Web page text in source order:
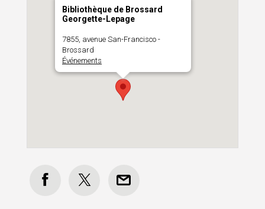
Bibliothèque de Brossard
Georgette-Lepage
7855, avenue San-Francisco -
Brossard
Événements